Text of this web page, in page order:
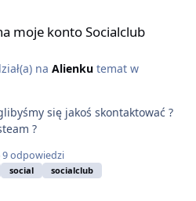
moje konto Socialclub
na Alienkutemat w
się jakoś skontaktować ?
?
9 odpowiedzi
social socialclub